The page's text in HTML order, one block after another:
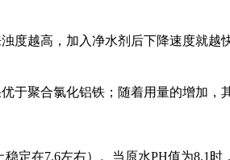
度越高，加入净水剂后下降速度就
于聚合氯化铝铁；随着用量的增加，
定在7.6左右）。当原水PH值为8.1